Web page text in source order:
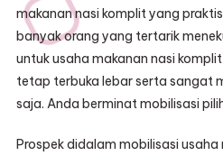
makanan nasi komplit yang
banyak orang yang tertarik
untuk usaha makanan nasi
tetap terbuka lebar serta sangat
saja. Anda berminat mobilisasi
Prospek didalam mobilisasi usaha